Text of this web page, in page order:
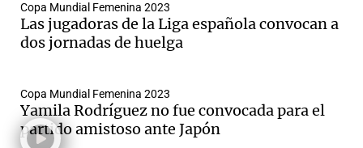
Copa Mundial Femenina 2023
Las jugadoras de la Liga española convocan a
dos jornadas de huelga
Copa Mundial Femenina 2023
Yamila Rodríguez no fue convocada para el
partido amistoso ante Japón